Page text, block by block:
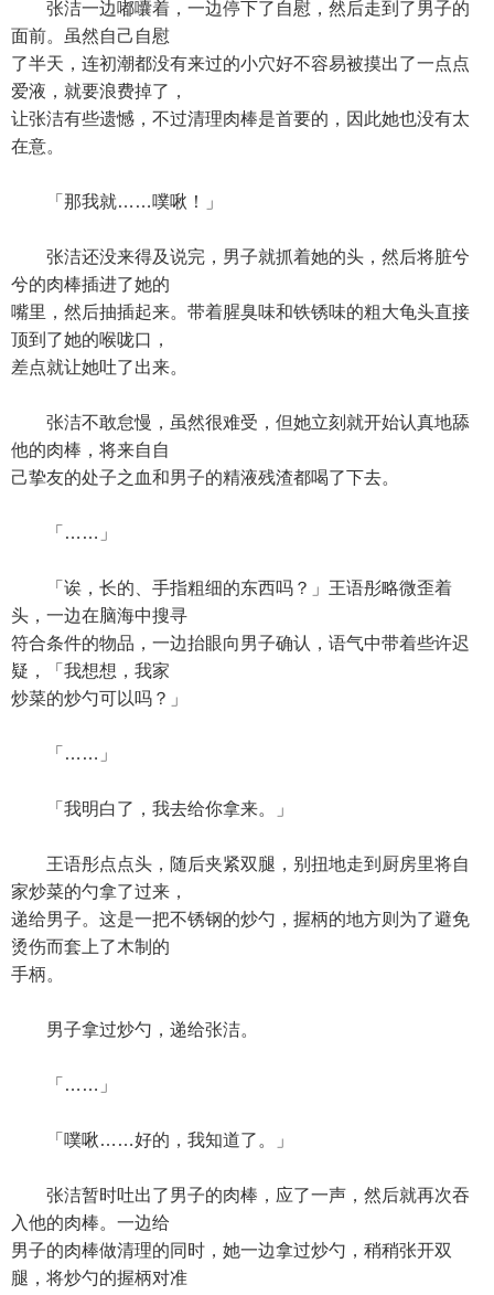
张洁一边嘟囔着，一边停下了自慰，然后走到了男子的
面前。虽然自己自慰
了半天，连初潮都没有来过的小穴好不容易被摸出了一点点
爱液，就要浪费掉了，
让张洁有些遗憾，不过清理肉棒是首要的，因此她也没有太
在意。
「那我就……噗啾！」
张洁还没来得及说完，男子就抓着她的头，然后将脏兮
兮的肉棒插进了她的
嘴里，然后抽插起来。带着腥臭味和铁锈味的粗大龟头直接
顶到了她的喉咙口，
差点就让她吐了出来。
张洁不敢怠慢，虽然很难受，但她立刻就开始认真地舔
他的肉棒，将来自自
己挚友的处子之血和男子的精液残渣都喝了下去。
「……」
「诶，长的、手指粗细的东西吗？」王语彤略微歪着
头，一边在脑海中搜寻
符合条件的物品，一边抬眼向男子确认，语气中带着些许迟
疑，「我想想，我家
炒菜的炒勺可以吗？」
「……」
「我明白了，我去给你拿来。」
王语彤点点头，随后夹紧双腿，别扭地走到厨房里将自
家炒菜的勺拿了过来，
递给男子。这是一把不锈钢的炒勺，握柄的地方则为了避免
烫伤而套上了木制的
手柄。
男子拿过炒勺，递给张洁。
「……」
「噗啾……好的，我知道了。」
张洁暂时吐出了男子的肉棒，应了一声，然后就再次吞
入他的肉棒。一边给
男子的肉棒做清理的同时，她一边拿过炒勺，稍稍张开双
腿，将炒勺的握柄对准